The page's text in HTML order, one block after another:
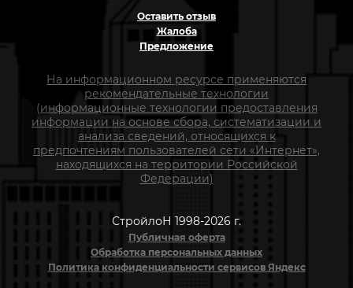
Оставить отзыв
Жалоба
Предложение
На информационном ресурсе применяются
рекомендательные технологии
(информационные технологии предоставления
информации на основе сбора, систематизации и
анализа сведений, относящихся к
предпочтениям пользователей сети «Интернет»,
находящихся на территории Российской
Федерации)
СтройлоН 1998-2026 г.
Публичная оферта
Обработка персональных данных
Политика конфиденциальности сервисов Яндекс